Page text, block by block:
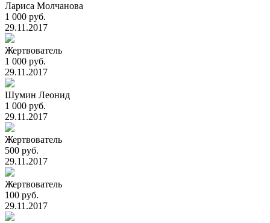
Лариса Молчанова
1 000 руб.
29.11.2017
Жертвователь
1 000 руб.
29.11.2017
Шумин Леонид
1 000 руб.
29.11.2017
Жертвователь
500 руб.
29.11.2017
Жертвователь
100 руб.
29.11.2017